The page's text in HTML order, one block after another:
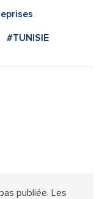
#TUNISIE
publiée. Les